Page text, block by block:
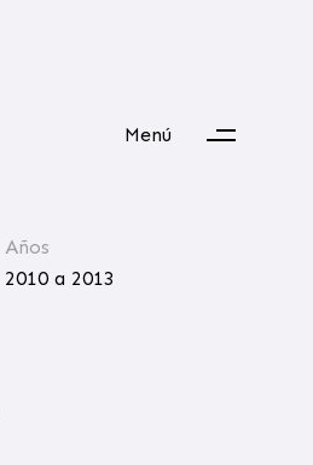
Menú
Años
2010 a 2013